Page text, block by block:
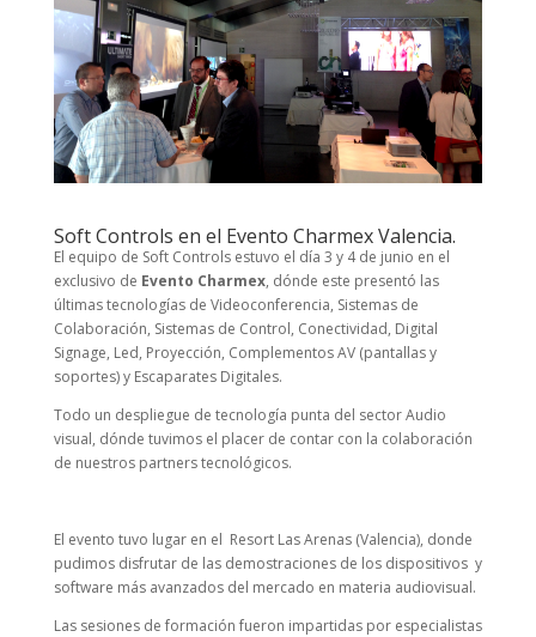
Soft Controls en el Evento Charmex Valencia.
El equipo de Soft Controls estuvo el día 3 y 4 de junio en el
exclusivo de Evento Charmex, dónde este presentó las
últimas tecnologías de Videoconferencia, Sistemas de
Colaboración, Sistemas de Control, Conectividad, Digital
Signage, Led, Proyección, Complementos AV (pantallas y
soportes) y Escaparates Digitales.
Todo un despliegue de tecnología punta del sector Audio
visual, dónde tuvimos el placer de contar con la colaboración
de nuestros partners tecnológicos.
El evento tuvo lugar en el Resort Las Arenas (Valencia), donde
pudimos disfrutar de las demostraciones de los dispositivos y
software más avanzados del mercado en materia audiovisual.
Las sesiones de formación fueron impartidas por especialistas